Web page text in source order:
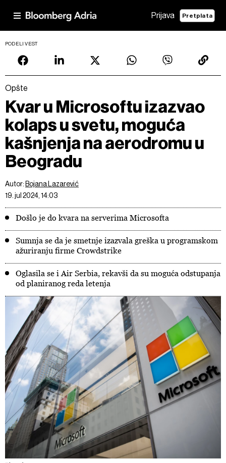
Prijava Pretplata
PODELI VEST
Opšte
Kvar u Microsoftu izazvao
kolaps u svetu, moguća
kašnjenja na aerodromu u
Beogradu
Autor: Bojana Lazarević
19. jul 2024, 14:03
Došlo je do kvara na serverima Microsofta
Sumnja se da je smetnje izazvala greška u programskom
ažuriranju firme Crowdstrike
Oglasila se i Air Serbia, rekavši da su moguća odstupanja
od planiranog reda letenja